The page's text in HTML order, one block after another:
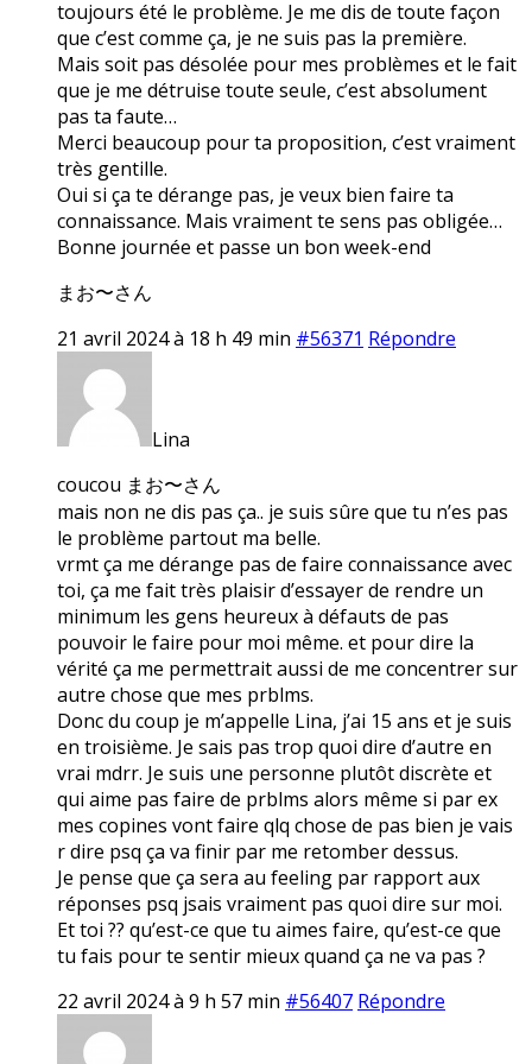
toujours été le problème. Je me dis de toute façon
que c’est comme ça, je ne suis pas la première.
Mais soit pas désolée pour mes problèmes et le fait
que je me détruise toute seule, c’est absolument
pas ta faute…
Merci beaucoup pour ta proposition, c’est vraiment
très gentille.
Oui si ça te dérange pas, je veux bien faire ta
connaissance. Mais vraiment te sens pas obligée…
Bonne journée et passe un bon week-end
まお〜さん
21 avril 2024 à 18 h 49 min #56371 Répondre
Lina
coucou まお〜さん
mais non ne dis pas ça.. je suis sûre que tu n’es pas
le problème partout ma belle.
vrmt ça me dérange pas de faire connaissance avec
toi, ça me fait très plaisir d’essayer de rendre un
minimum les gens heureux à défauts de pas
pouvoir le faire pour moi même. et pour dire la
vérité ça me permettrait aussi de me concentrer sur
autre chose que mes prblms.
Donc du coup je m’appelle Lina, j’ai 15 ans et je suis
en troisième. Je sais pas trop quoi dire d’autre en
vrai mdrr. Je suis une personne plutôt discrète et
qui aime pas faire de prblms alors même si par ex
mes copines vont faire qlq chose de pas bien je vais
r dire psq ça va finir par me retomber dessus.
Je pense que ça sera au feeling par rapport aux
réponses psq jsais vraiment pas quoi dire sur moi.
Et toi ?? qu’est-ce que tu aimes faire, qu’est-ce que
tu fais pour te sentir mieux quand ça ne va pas ?
22 avril 2024 à 9 h 57 min #56407 Répondre